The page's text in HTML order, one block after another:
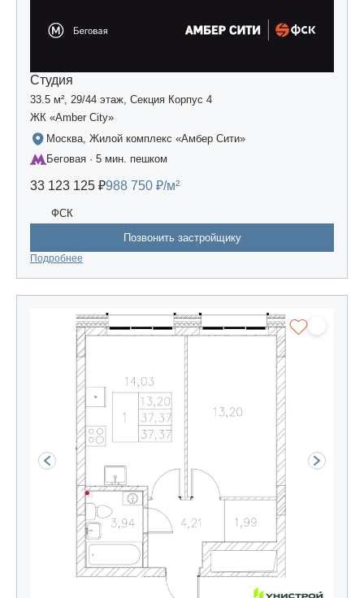
Студия
33.5 м², 29/44 этаж, Секция Корпус 4
ЖК «Amber Сity»
Москва, Жилой комплекс «Амбер Сити»
Беговая · 5 мин. пешком
33 123 125 ₽988 750 ₽/м²
ФСК
Позвонить застройщику
Подробнее